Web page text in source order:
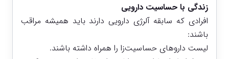
زندگی با حساسیت دارویی
افرادی که سابقه آلرژی دارویی دارند باید همیشه مراقب
باشند:
لیست داروهای حساسیت‌زا را همراه داشته باشند.